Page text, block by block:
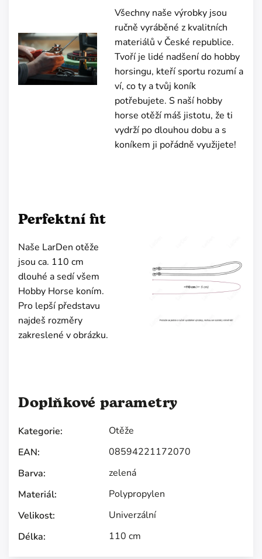
Všechny naše výrobky jsou
ručně vyráběné z kvalitních
materiálů v České republice.
Tvoří je lidé nadšení do hobby
horsingu, kteří sportu rozumí a
ví, co ty a tvůj koník
potřebujete. S naší hobby
horse otěží máš jistotu, že ti
vydrží po dlouhou dobu a s
koníkem ji pořádně využijete!
Perfektní fit
Naše LarDen otěže
jsou ca. 110 cm
dlouhé a sedí všem
Hobby Horse koním.
Pro lepší představu
najdeš rozměry
zakreslené v obrázku.
Doplňkové parametry
Kategorie:
Otěže
EAN:
08594221172070
Barva:
zelená
Materiál:
Polypropylen
Velikost:
Univerzální
Délka: 110 cm